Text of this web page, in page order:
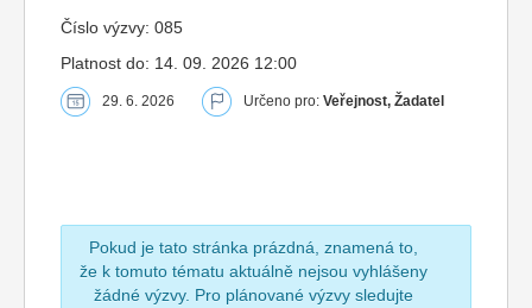
Číslo výzvy: 085
Platnost do: 14. 09. 2026 12:00
29. 6. 2026 Určeno pro: Veřejnost, Žadatel
Pokud je tato stránka prázdná, znamená to,
že k tomuto tématu aktuálně nejsou vyhlášeny
žádné výzvy. Pro plánované výzvy sledujte